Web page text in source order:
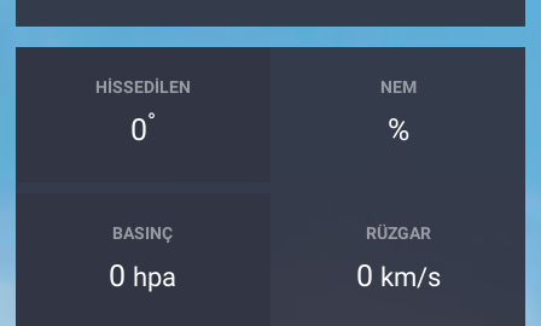
HISSEDILEN
0°
NEM
%
BASINÇ
0 hpa
RÜZGAR
0 km/s